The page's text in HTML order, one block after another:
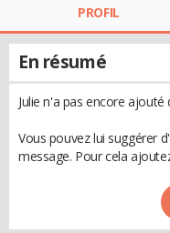
PROFIL
En résumé
Julie n'a pas encore
Vous pouvez lui suggérer
message. Pour cela